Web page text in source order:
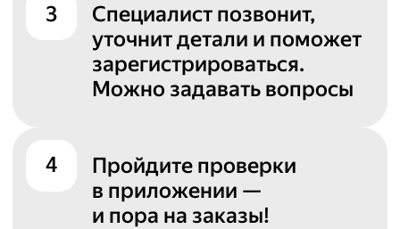
3
Специалист позвонит,
уточнит детали и поможет
зарегистрироваться.
Можно задавать вопросы
4
Пройдите проверки
в приложении —
и пора на заказы!